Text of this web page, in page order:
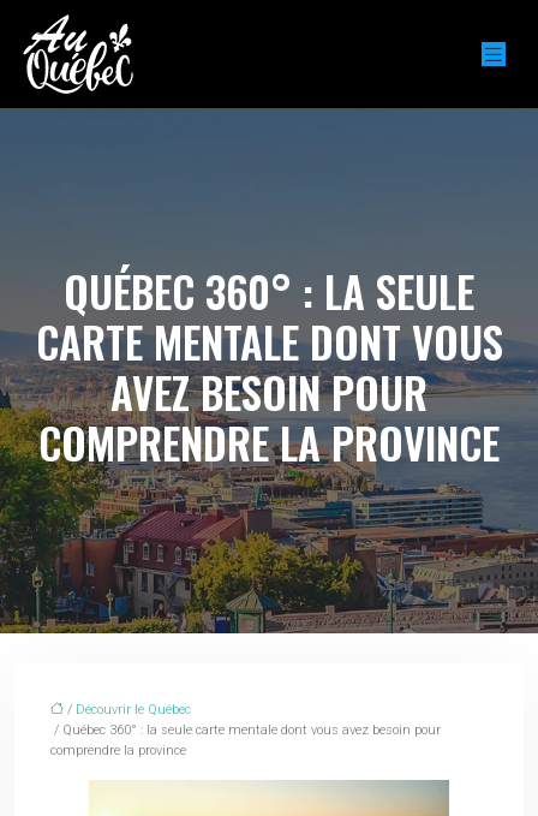
QUÉBEC 360° : LA SEULE
CARTE MENTALE DONT VOUS
AVEZ BESOIN POUR
COMPRENDRE LA PROVINCE
/ Découvrir le Québec
/ Québec 360° : la seule carte mentale dont vous avez besoin pour
comprendre la province